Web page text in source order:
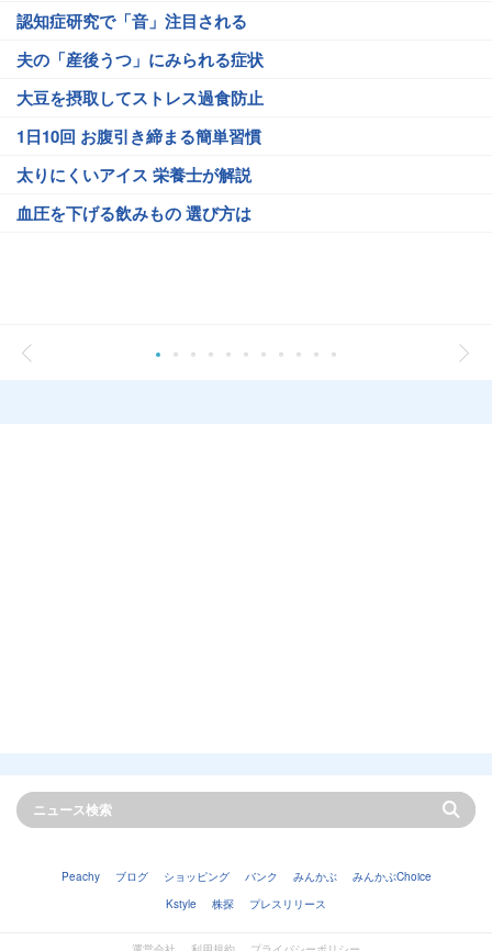
認知症研究で「音」注目される
夫の「産後うつ」にみられる症状
大豆を摂取してストレス過食防止
1日10回 お腹引き締まる簡単習慣
太りにくいアイス 栄養士が解説
血圧を下げる飲みもの 選び方は
Peachy ブログ ショッピング バンク みんかぶ
みんかぶChoice
Kstyle
株探 プレスリリース